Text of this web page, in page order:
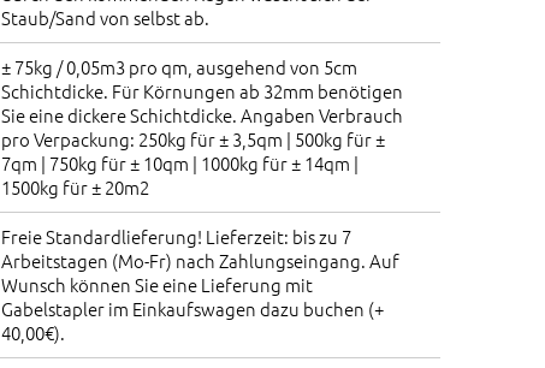
Staub/Sand von selbst ab.
± 75kg / 0,05m3 pro qm, ausgehend von 5cm
Schichtdicke. Für Körnungen ab 32mm benötigen
Sie eine dickere Schichtdicke. Angaben Verbrauch
pro Verpackung: 250kg für ± 3,5qm | 500kg für ±
7qm | 750kg für ± 10qm | 1000kg für ± 14qm |
1500kg für ± 20m2
Freie Standardlieferung! Lieferzeit: bis zu 7
Arbeitstagen (Mo-Fr) nach Zahlungseingang. Auf
Wunsch können Sie eine Lieferung mit
Gabelstapler im Einkaufswagen dazu buchen (+
40,00€).